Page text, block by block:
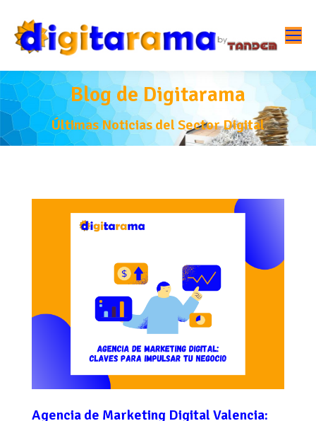
Blog de Digitarama
Últimas Noticias del Sector Digital
Agencia de Marketing Digital Valencia: